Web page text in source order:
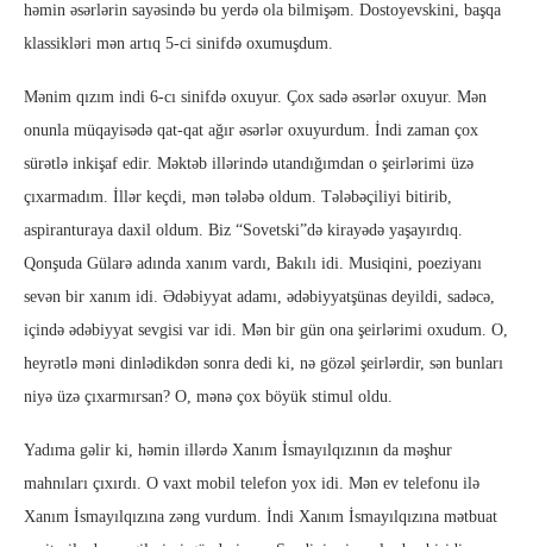
həmin əsərlərin sayəsində bu yerdə ola bilmişəm. Dostoyevskini, başqa
klassikləri mən artıq 5-ci sinifdə oxumuşdum.
Mənim qızım indi 6-cı sinifdə oxuyur. Çox sadə əsərlər oxuyur. Mən
onunla müqayisədə qat-qat ağır əsərlər oxuyurdum. İndi zaman çox
sürətlə inkişaf edir. Məktəb illərində utandığımdan o şeirlərimi üzə
çıxarmadım. İllər keçdi, mən tələbə oldum. Tələbəçiliyi bitirib,
aspiranturaya daxil oldum. Biz “Sovetski”də kirayədə yaşayırdıq.
Qonşuda Gülarə adında xanım vardı, Bakılı idi. Musiqini, poeziyanı
sevən bir xanım idi. Ədəbiyyat adamı, ədəbiyyatşünas deyildi, sadəcə,
içində ədəbiyyat sevgisi var idi. Mən bir gün ona şeirlərimi oxudum. O,
heyrətlə məni dinlədikdən sonra dedi ki, nə gözəl şeirlərdir, sən bunları
niyə üzə çıxarmırsan? O, mənə çox böyük stimul oldu.
Yadıma gəlir ki, həmin illərdə Xanım İsmayılqızının da məşhur
mahnıları çıxırdı. O vaxt mobil telefon yox idi. Mən ev telefonu ilə
Xanım İsmayılqızına zəng vurdum. İndi Xanım İsmayılqızına mətbuat